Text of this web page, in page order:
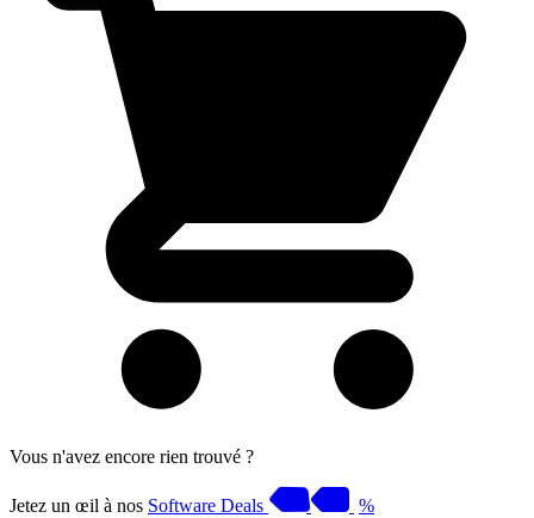
Vous n'avez encore rien trouvé ?
Jetez un œil à nos Software Deals %